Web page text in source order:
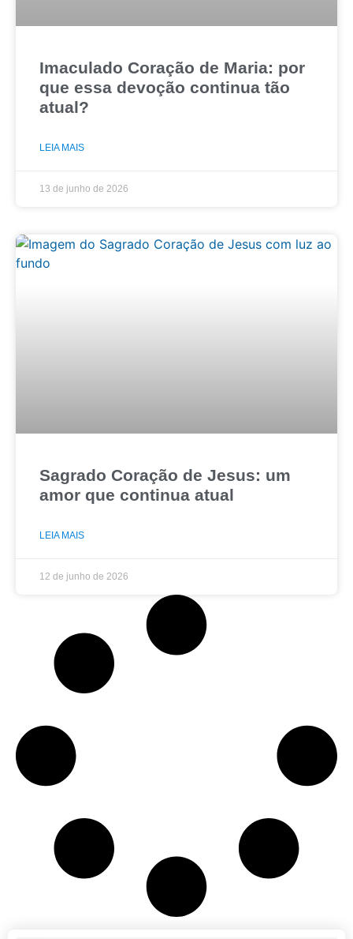
Imaculado Coração de Maria: por
que essa devoção continua tão
atual?
LEIA MAIS
13 de junho de 2026
Sagrado Coração de Jesus: um
amor que continua atual
LEIA MAIS
12 de junho de 2026